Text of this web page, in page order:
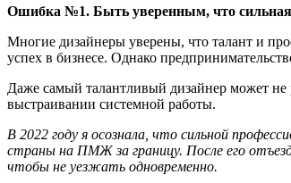
Ошибка №1. Быть уверенным, что с
Многие дизайнеры уверены, что талант и
успех в бизнесе. Однако
Даже самый талантливый дизайнер может не
выстраивании системной работы.
В 2022 году я осознала, что сильной
страны на ПМЖ за границу. После его
чтобы не уезжать одновременно.